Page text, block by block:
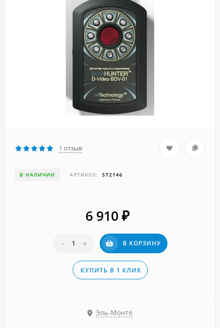
1 отзыв
В НАЛИЧИИ АРТИКУЛ: ST2146
6 910 ₽
- + В КОРЗИНУ
КУПИТЬ В 1 КЛИК
Эль-Монте